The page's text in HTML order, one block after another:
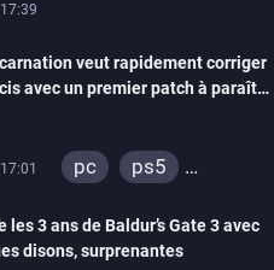
veut rapidement corriger
avec un premier patch à paraître
pc
ps5
les 3 ans de Baldur’s Gate 3 avec
disons, surprenantes